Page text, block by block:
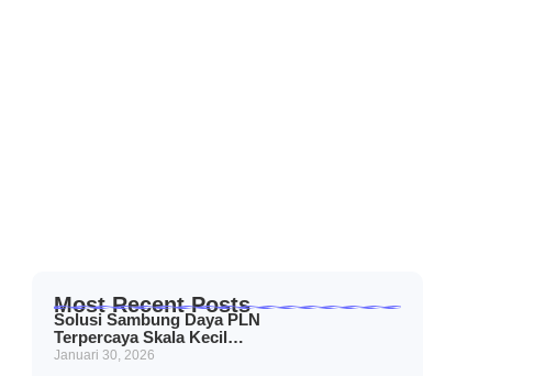
Most Recent Posts
Solusi Sambung Daya PLN
Terpercaya Skala Kecil…
Januari 30, 2026